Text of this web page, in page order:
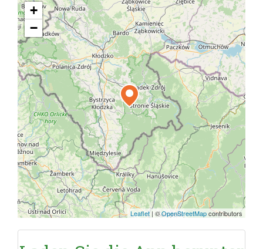
+
−
Leaflet | ©OpenStreetMapcontributors